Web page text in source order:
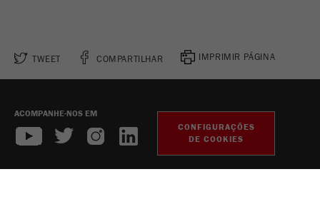
TWEET COMPARTILHAR IMPRIMIR PÁGINA
ACOMPANHE-NOS EM
CONFIGURAÇÕES
DE COOKIES